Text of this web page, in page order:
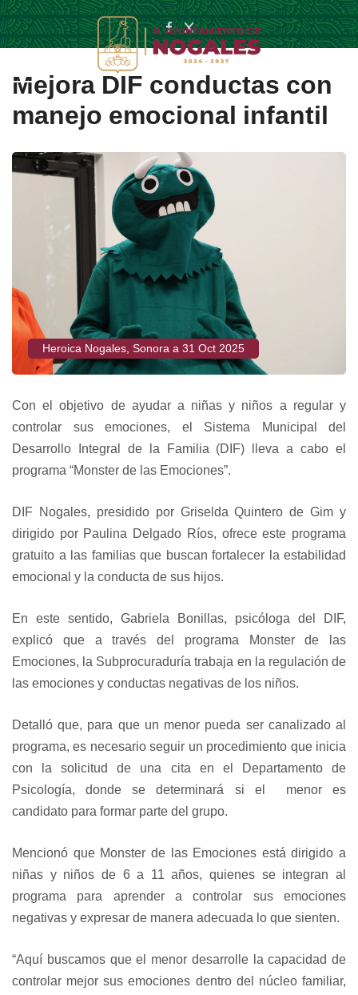
Mejora DIF conductas con
manejo emocional infantil
Heroica Nogales, Sonora a 31 Oct 2025
Con el objetivo de ayudar a niñas y niños a regular y
controlar sus emociones, el Sistema Municipal del
Desarrollo Integral de la Familia (DIF) lleva a cabo el
programa “Monster de las Emociones”.
DIF Nogales, presidido por Griselda Quintero de Gim y
dirigido por Paulina Delgado Ríos, ofrece este programa
gratuito a las familias que buscan fortalecer la estabilidad
emocional y la conducta de sus hijos.
En este sentido, Gabriela Bonillas, psicóloga del DIF,
explicó que a través del programa Monster de las
Emociones, la Subprocuraduría trabaja en la regulación de
las emociones y conductas negativas de los niños.
Detalló que, para que un menor pueda ser canalizado al
programa, es necesario seguir un procedimiento que inicia
con la solicitud de una cita en el Departamento de
Psicología, donde se determinará si el menor es
candidato para formar parte del grupo.
Mencionó que Monster de las Emociones está dirigido a
niñas y niños de 6 a 11 años, quienes se integran al
programa para aprender a controlar sus emociones
negativas y expresar de manera adecuada lo que sienten.
“Aquí buscamos que el menor desarrolle la capacidad de
controlar mejor sus emociones dentro del núcleo familiar,